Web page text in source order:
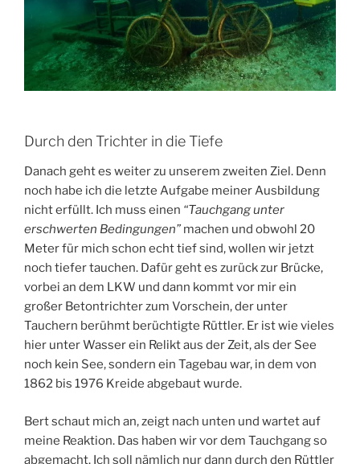
Durch den Trichter in die Tiefe
Danach geht es weiter zu unserem zweiten Ziel. Denn
noch habe ich die letzte Aufgabe meiner Ausbildung
nicht erfüllt. Ich muss einen “Tauchgang unter
erschwerten Bedingungen” machen und obwohl 20
Meter für mich schon echt tief sind, wollen wir jetzt
noch tiefer tauchen. Dafür geht es zurück zur Brücke,
vorbei an dem LKW und dann kommt vor mir ein
großer Betontrichter zum Vorschein, der unter
Tauchern berühmt berüchtigte Rüttler. Er ist wie vieles
hier unter Wasser ein Relikt aus der Zeit, als der See
noch kein See, sondern ein Tagebau war, in dem von
1862 bis 1976 Kreide abgebaut wurde.
Bert schaut mich an, zeigt nach unten und wartet auf
meine Reaktion. Das haben wir vor dem Tauchgang so
abgemacht. Ich soll nämlich nur dann durch den Rüttler